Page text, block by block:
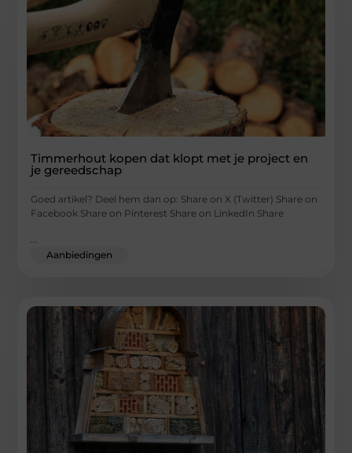
Timmerhout kopen dat klopt met je project en
je gereedschap
Goed artikel? Deel hem dan op: Share on X (Twitter) Share on
Facebook Share on Pinterest Share on LinkedIn Share
Aanbiedingen